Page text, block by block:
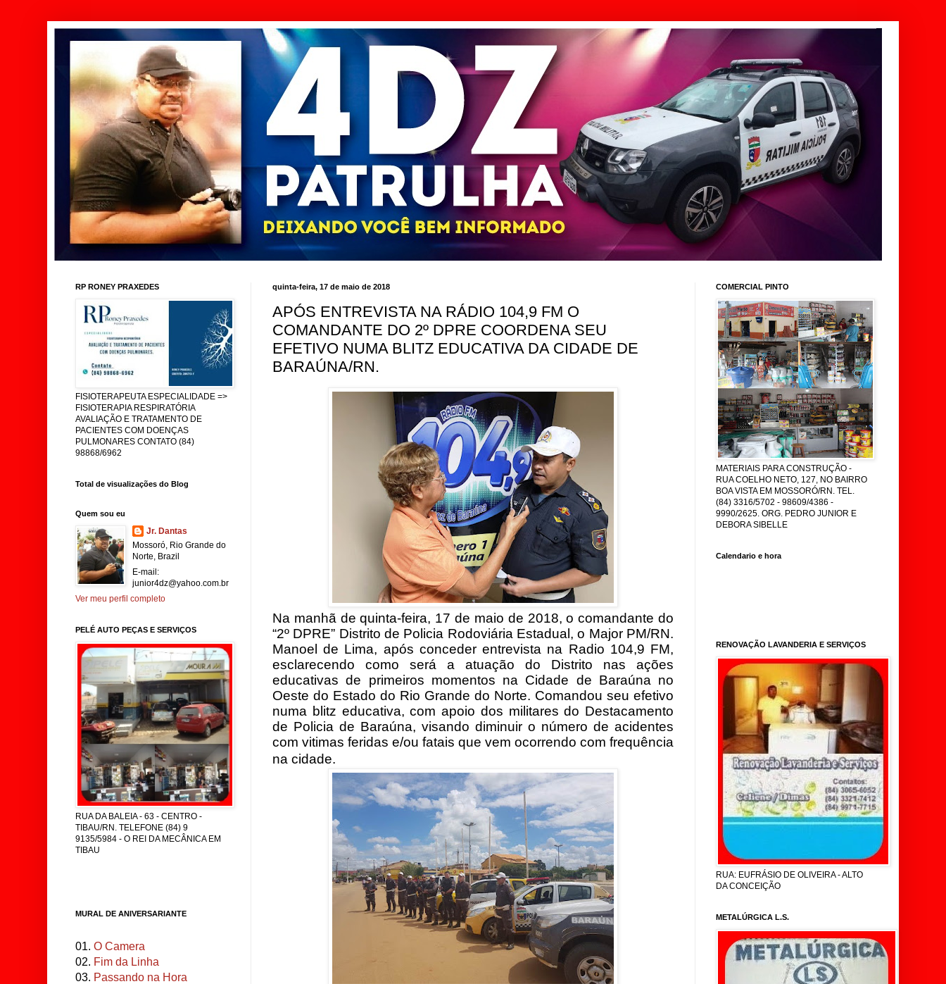
quinta-feira, 17 de maio de 2018
APÓS ENTREVISTA NA RÁDIO 104,9 FM O
COMANDANTE DO 2º DPRE COORDENA SEU
EFETIVO NUMA BLITZ EDUCATIVA DA CIDADE DE
BARAÚNA/RN.
Na manhã de quinta-feira, 17 de maio de 2018, o comandante do
“2º DPRE” Distrito de Policia Rodoviária Estadual, o Major PM/RN.
Manoel de Lima, após conceder entrevista na Radio 104,9 FM,
esclarecendo como será a atuação do Distrito nas ações
educativas de primeiros momentos na Cidade de Baraúna no
Oeste do Estado do Rio Grande do Norte. Comandou seu efetivo
numa blitz educativa, com apoio dos militares do Destacamento
de Policia de Baraúna, visando diminuir o número de acidentes
com vitimas feridas e/ou fatais que vem ocorrendo com frequência
na cidade.
RP RONEY PRAXEDES
FISIOTERAPEUTA ESPECIALIDADE =>
FISIOTERAPIA RESPIRATÓRIA
AVALIAÇÃO E TRATAMENTO DE
PACIENTES COM DOENÇAS
PULMONARES CONTATO (84)
98868/6962
Total de visualizações do Blog
Quem sou eu
Jr. Dantas
Mossoró, Rio Grande do
Norte, Brazil
E-mail:
junior4dz@yahoo.com.br
Ver meu perfil completo
PELÉ AUTO PEÇAS E SERVIÇOS
RUA DA BALEIA - 63 - CENTRO -
TIBAU/RN. TELEFONE (84) 9
9135/5984 - O REI DA MECÂNICA EM
TIBAU
MURAL DE ANIVERSARIANTE
01. O Camera
02. Fim da Linha
03. Passando na Hora
COMERCIAL PINTO
MATERIAIS PARA CONSTRUÇÃO -
RUA COELHO NETO, 127, NO BAIRRO
BOA VISTA EM MOSSORÓ/RN. TEL.
(84) 3316/5702 - 98609/4386 -
9990/2625. ORG. PEDRO JUNIOR E
DEBORA SIBELLE
Calendario e hora
RENOVAÇÃO LAVANDERIA E SERVIÇOS
RUA: EUFRÁSIO DE OLIVEIRA - ALTO
DA CONCEIÇÃO
METALÚRGICA L.S.